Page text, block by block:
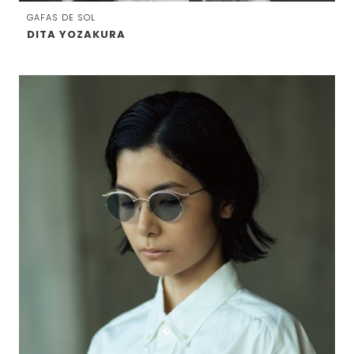
GAFAS DE SOL
DITA YOZAKURA